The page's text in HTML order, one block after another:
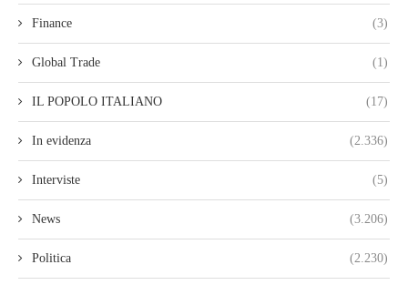
Finance (3)
Global Trade (1)
IL POPOLO ITALIANO (17)
In evidenza (2.336)
Interviste (5)
News (3.206)
Politica (2.230)